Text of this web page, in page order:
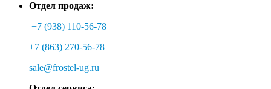
Отдел продаж:
+7 (938) 110-56-78
+7 (863) 270-56-78
sale@frostel-ug.ru